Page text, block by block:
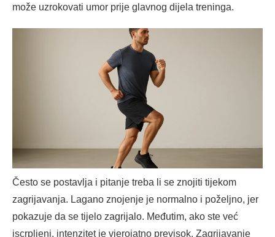
može uzrokovati umor prije glavnog dijela treninga.
Često se postavlja i pitanje treba li se znojiti tijekom
zagrijavanja. Lagano znojenje je normalno i poželjno, jer
pokazuje da se tijelo zagrijalo. Međutim, ako ste već
iscrpljeni, intenzitet je vjerojatno previsok. Zagrijavanje